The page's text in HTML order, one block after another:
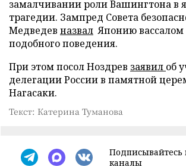
замалчивании роли Вашингтона в
трагедии. Зампред Совета
Медведев назвал Японию вассалом
подобного поведения.
При этом посол Ноздрев заявил об
делегации России в памятной
Нагасаки.
Текст: Катерина Туманова
каналы